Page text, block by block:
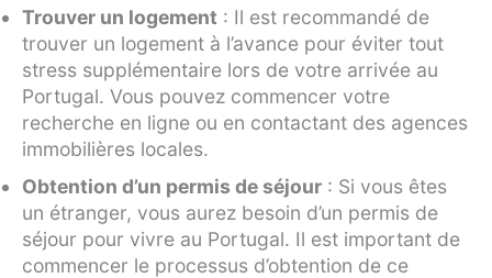
Trouver un logement : Il est recommandé de
trouver un logement à l’avance pour éviter tout
stress supplémentaire lors de votre arrivée au
Portugal. Vous pouvez commencer votre
recherche en ligne ou en contactant des agences
immobilières locales.
Obtention d’un permis de séjour : Si vous êtes
un étranger, vous aurez besoin d’un permis de
séjour pour vivre au Portugal. Il est important de
commencer le processus d’obtention de ce